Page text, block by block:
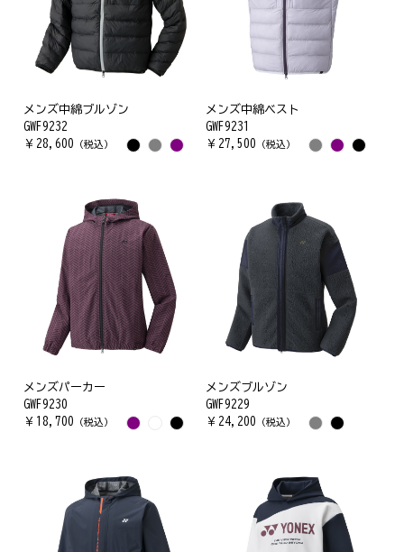
メンズ中綿ブルゾン
GWF9232
￥ 28,600 （税込）
メンズ中綿ベスト
GWF9231
￥ 27,500 （税込）
メンズパーカー
GWF9230
￥ 18,700 （税込）
メンズブルゾン
GWF9229
￥ 24,200 （税込）